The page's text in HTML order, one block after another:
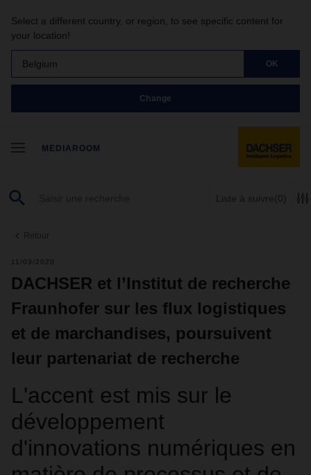
Select a different country, or region, to see specific content for
your location!
Belgium OK
Change
MEDIAROOM
Liste à suivre(0)
Retour
11/03/2020
DACHSER et l’Institut de recherche
Fraunhofer sur les flux logistiques
et de marchandises, poursuivent
leur partenariat de recherche
L'accent est mis sur le
développement
d'innovations numériques en